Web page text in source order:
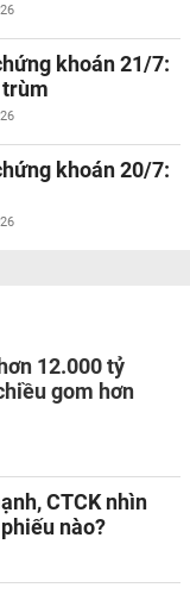
khoán 21/7:
khoán 20/7:
12.000 tỷ
gom hơn
CTCK nhìn
nào?